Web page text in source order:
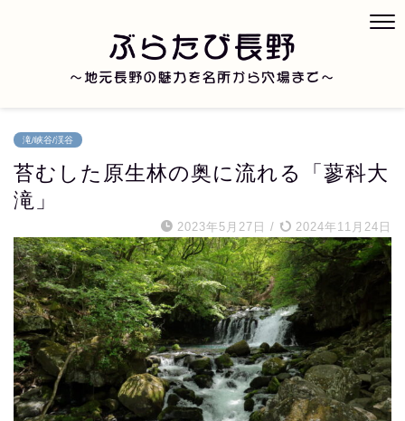
滝/峡谷/渓谷
苔むした原生林の奥に流れる「蓼科大
滝」
2023年5月27日 / 2024年11月24日